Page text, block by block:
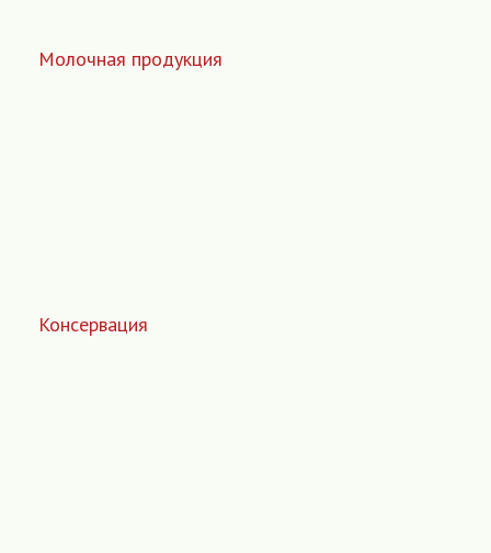
Молочная продукция
Консервация